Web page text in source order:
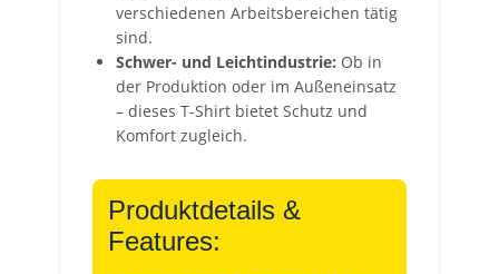
verschiedenen Arbeitsbereichen tätig
sind.
Schwer- und Leichtindustrie: Ob in
der Produktion oder im Außeneinsatz
– dieses T-Shirt bietet Schutz und
Komfort zugleich.
Produktdetails &
Features: